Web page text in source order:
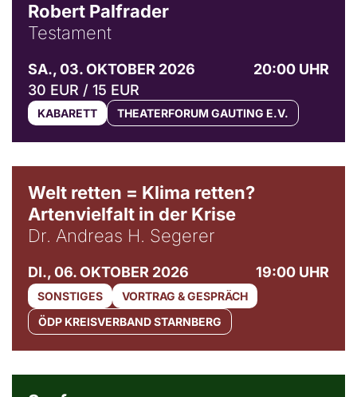
Robert Palfrader
Testament
SA., 03. OKTOBER 2026
20:00 UHR
30 EUR / 15 EUR
KABARETT THEATERFORUM GAUTING E.V.
Welt retten = Klima retten?
Artenvielfalt in der Krise
Dr. Andreas H. Segerer
DI., 06. OKTOBER 2026 19:00 UHR
SONSTIGES
VORTRAG & GESPRÄCH
ÖDP KREISVERBAND STARNBERG